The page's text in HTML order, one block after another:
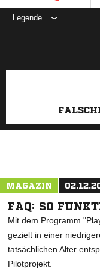
Legende
MAGAZIN
FAQ: SO
Mit dem Programm
gezielt in einer
tatsächlichen Alter
Pilotprojekt.